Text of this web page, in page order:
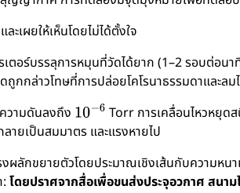
ะเผยให้เห็นโดยไม่ได้ตั้งใจ
เตอร์บรรลุการหมุนที่วัดได้ยาก (1–2 รอบต่อ
ถูกกล่าวโทษที่การปล่อยโคโรนาธรรมดาและล
ามดันลงถึง
Torr การเคลื่อนไหวหยุด
ายเป็นสมมาตร และแรงหายไป
ผลักขยายตัวโดยประมาณเชิงเส้นกับความห
:โดยปราศจากสื่อเพื่อขนส่งประจุอวกาศ สน